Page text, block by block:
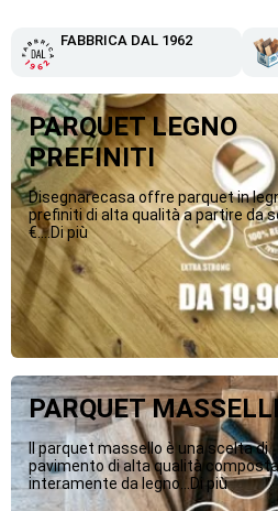
FABBRICA DAL 1962
PARQUET LEGNO
PREFINITI
Disegnarecasa offre parquet in
prefiniti di alta qualità a partire da
€....Di più
PARQUET
Il parquet massello è una scelta di
pavimento di alta qualità composta
interamente da legno...Di più